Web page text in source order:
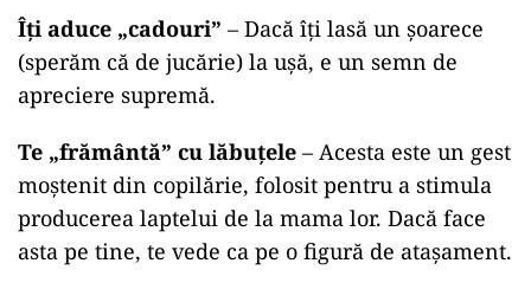
Îți aduce „cadouri” – Dacă îți lasă un șoarece
(sperăm că de jucărie) la ușă, e un semn de
apreciere supremă.
Te „frământă” cu lăbuțele – Acesta este un gest
moștenit din copilărie, folosit pentru a stimula
producerea laptelui de la mama lor. Dacă face
asta pe tine, te vede ca pe o figură de atașament.